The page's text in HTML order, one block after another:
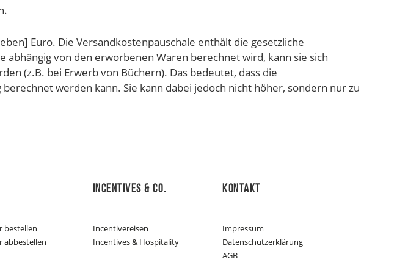
Euro. Die Versandkostenpauschale enthält die gesetzliche
von den erworbenen Waren berechnet wird, kann sie sich
(z.B. bei Erwerb von Büchern). Das bedeutet, dass die
werden kann. Sie kann dabei jedoch nicht höher, sondern nur zu
bestellen
abbestellen
Incentives & Co.
Incentivereisen
Incentives & Hospitality
Kontakt
Impressum
Datenschutzerklärung
AGB